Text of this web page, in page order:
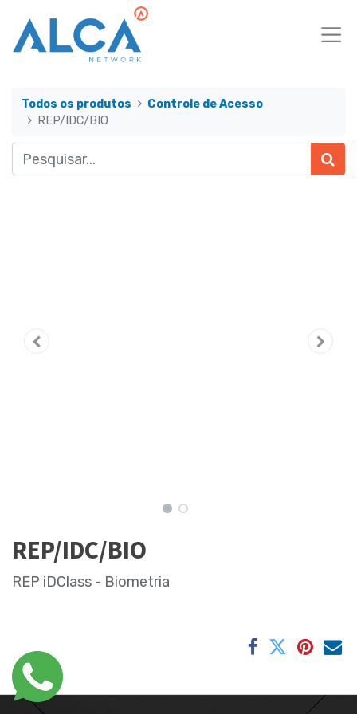
Todos os produtos
Controle de Acesso
REP/IDC/BIO
REP/IDC/BIO
REP iDClass - Biometria